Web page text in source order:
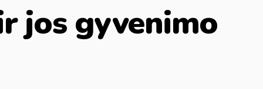
jos gyvenimo